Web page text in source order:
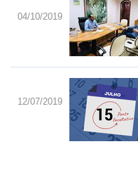
04/10/2019
12/07/2019